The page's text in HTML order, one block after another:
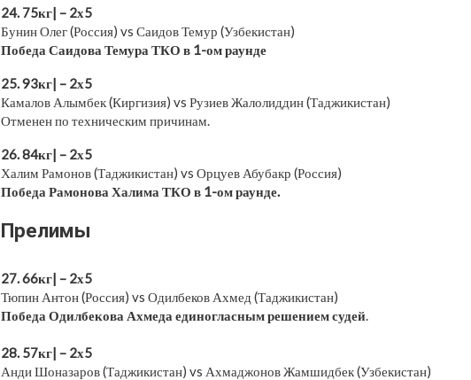
24. 75кг| – 2х5
Бунин Олег (Россия) vs Саидов Темур (Узбекистан)
Победа Саидова Темура ТКО в 1-ом раунде
25. 93кг| – 2х5
Камалов Алымбек (Киргизия) vs Рузиев Жалолиддин (Таджикистан)
Отменен по техническим причинам.
26. 84кг| – 2х5
Халим Рамонов (Таджикистан) vs Орцуев Абубакр (Россия)
Победа Рамонова Халима ТКО в 1-ом раунде.
Прелимы
27. 66кг| – 2х5
Тюпин Антон (Россия) vs Одилбеков Ахмед (Таджикистан)
Победа Одилбекова Ахмеда единогласным решением судей.
28. 57кг| – 2х5
Анди Шоназаров (Таджикистан) vs Ахмаджонов Жамшидбек (Узбекистан)